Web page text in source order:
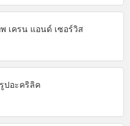
เครน แอนด์ เซอร์วิส
ปอะคริลิค